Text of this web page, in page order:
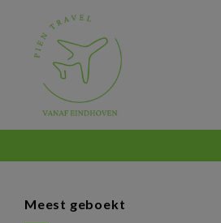
content
Meest geboekt